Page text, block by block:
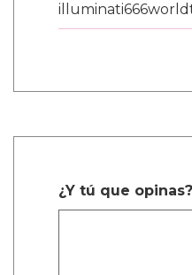
¿Y tú que opinas?